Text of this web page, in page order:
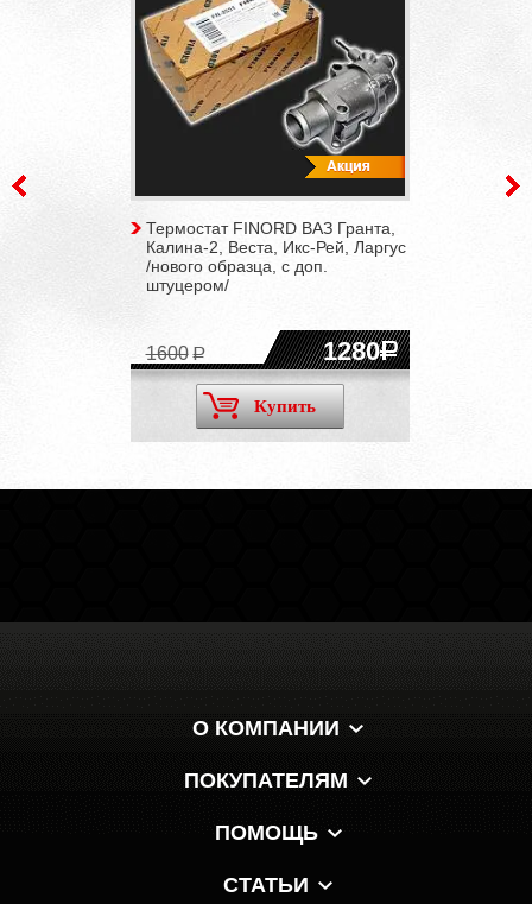
Термостат FINORD ВАЗ Гранта,
Калина-2, Веста, Икс-Рей, Ларгус
/нового образца, с доп.
штуцером/
1280
1600
Купить
О КОМПАНИИ
ПОКУПАТЕЛЯМ
ПОМОЩЬ
СТАТЬИ